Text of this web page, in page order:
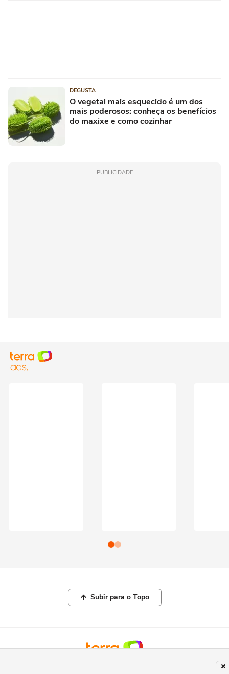
DEGUSTA
O vegetal mais esquecido é um dos
mais poderosos: conheça os benefícios
do maxixe e como cozinhar
PUBLICIDADE
Subir para o Topo